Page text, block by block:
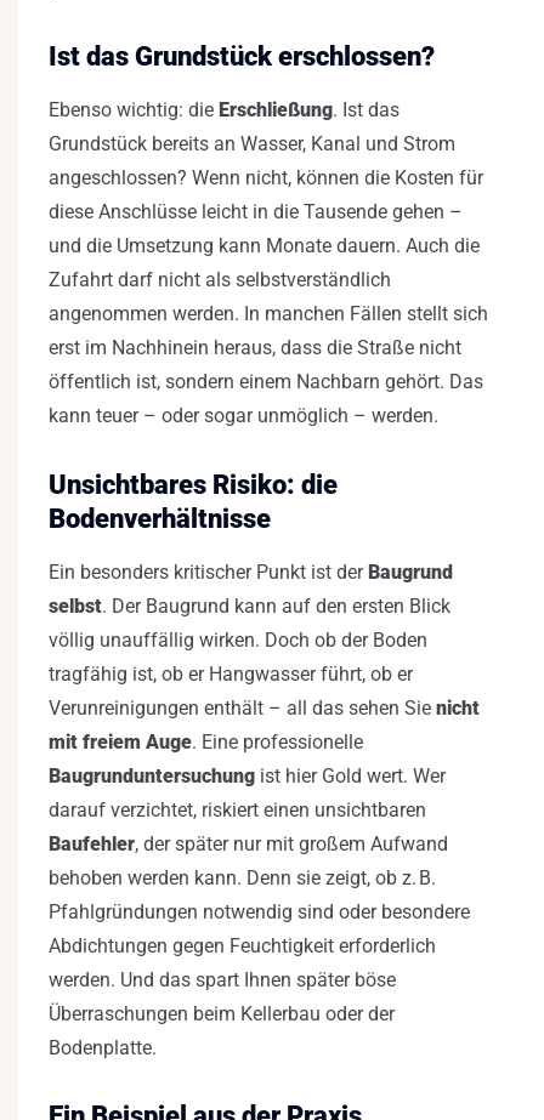
Ist das Grundstück erschlossen?
Ebenso wichtig: die Erschließung. Ist das
Grundstück bereits an Wasser, Kanal und Strom
angeschlossen? Wenn nicht, können die Kosten für
diese Anschlüsse leicht in die Tausende gehen –
und die Umsetzung kann Monate dauern. Auch die
Zufahrt darf nicht als selbstverständlich
angenommen werden. In manchen Fällen stellt sich
erst im Nachhinein heraus, dass die Straße nicht
öffentlich ist, sondern einem Nachbarn gehört. Das
kann teuer – oder sogar unmöglich – werden.
Unsichtbares Risiko: die
Bodenverhältnisse
Ein besonders kritischer Punkt ist derBaugrund
selbst. Der Baugrund kann auf den ersten Blick
völlig unauffällig wirken. Doch ob der Boden
tragfähig ist, ob er Hangwasser führt, ob er
Verunreinigungen enthält – all das sehen Sie nicht
mit freiem Auge. Eine professionelle
Baugrunduntersuchung ist hier Gold wert. Wer
darauf verzichtet, riskiert einen unsichtbaren
Baufehler, der später nur mit großem Aufwand
behoben werden kann. Denn sie zeigt, ob z. B.
Pfahlgründungen notwendig sind oder besondere
Abdichtungen gegen Feuchtigkeit erforderlich
werden. Und das spart Ihnen später böse
Überraschungen beim Kellerbau oder der
Bodenplatte.